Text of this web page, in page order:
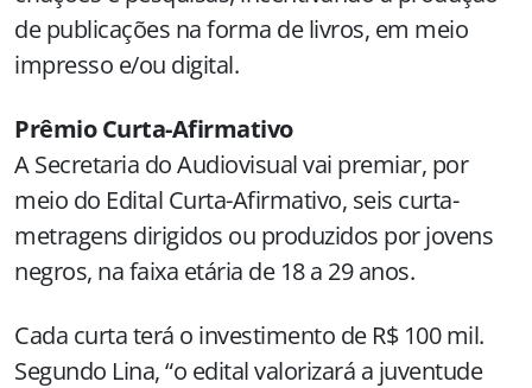
de publicações na forma de livros, em meio
impresso e/ou digital.
Prêmio Curta-Afirmativo
A Secretaria do Audiovisual vai premiar, por
meio do Edital Curta-Afirmativo, seis curta-
metragens dirigidos ou produzidos por jovens
negros, na faixa etária de 18 a 29 anos.
Cada curta terá o investimento de R$ 100 mil.
Segundo Lina, “o edital valorizará a juventude